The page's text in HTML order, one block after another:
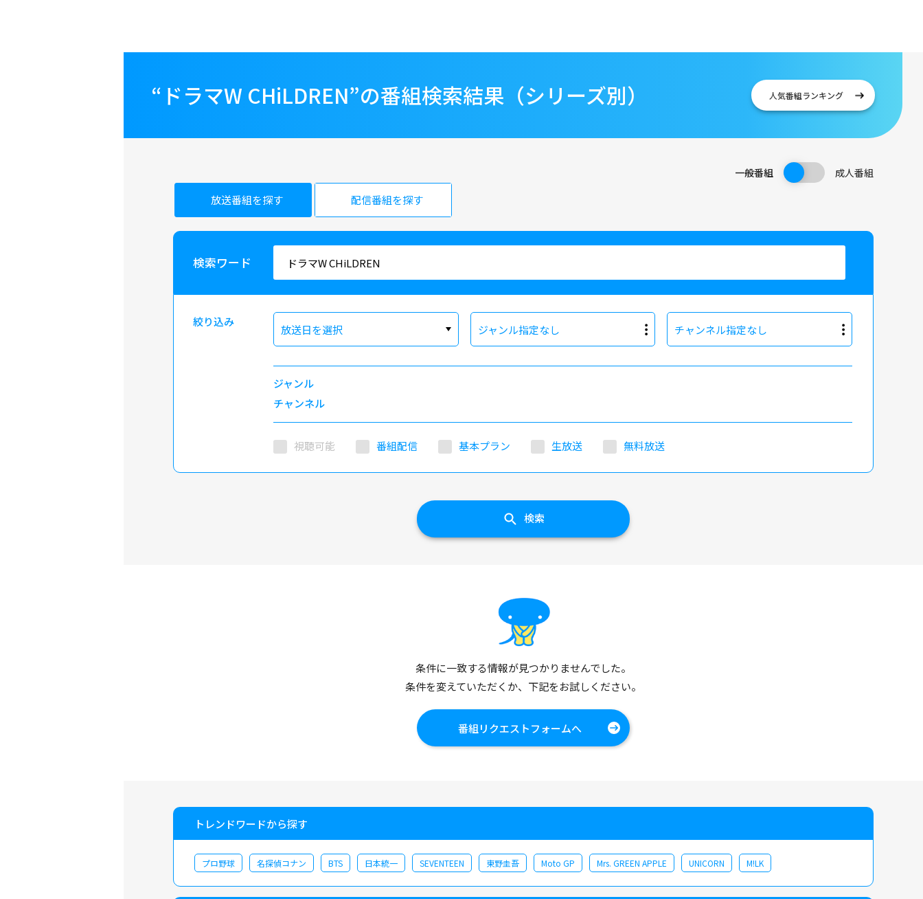
“ドラマW CHiLDREN”の番組検索結果（シリーズ別） 人気番組ランキング
一般番組 成人番組
放送番組を探す 配信番組を探す
検索ワード
絞り込み
放送日を選択 ジャンル指定なし チャンネル指定なし
ジャンル
チャンネル
視聴可能 番組配信 基本プラン 生放送 無料放送
検索
条件に一致する情報が見つかりませんでした。
条件を変えていただくか、下記をお試しください。
番組リクエストフォームへ
トレンドワードから探す
プロ野球 名探偵コナン BTS 日本統一 SEVENTEEN 東野圭吾 Moto GP Mrs. GREEN APPLE UNICORN M!LK